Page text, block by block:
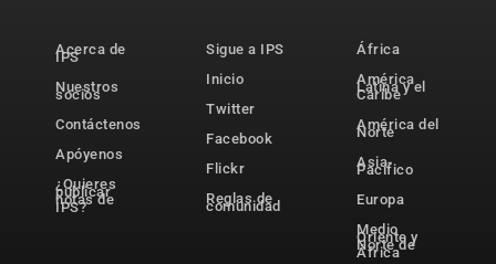
Acerca de
IPS
Nuestros
socios
Contáctenos
Apóyenos
¿Quieres
publicar
notas de
IPS?
Sigue a IPS
Inicio
Twitter
Facebook
Flickr
Reglas de
comunidad
África
América
Latina y el
Caribe
América del
Norte
Asia-
Pacífico
Europa
Medio
Oriente y
Norte de
África